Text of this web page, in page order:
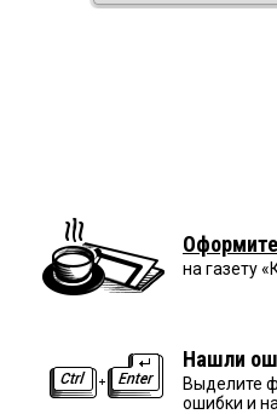
на газету
Нашли
Выделите
ошибки и